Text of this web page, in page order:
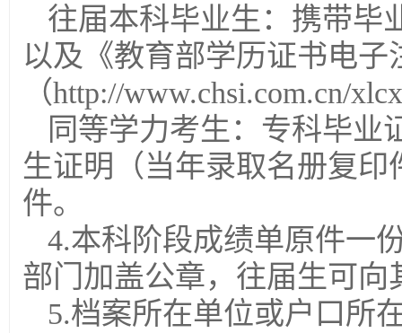
往届本科毕业生：携带毕
以及《教育部学历证书电
（http://www.chsi.com.cn/
同等学力考生：专科毕业
生证明（当年录取名册复
件。
4.本科阶段成绩单原件一
部门加盖公章，往届生可
5.档案所在单位或户口所